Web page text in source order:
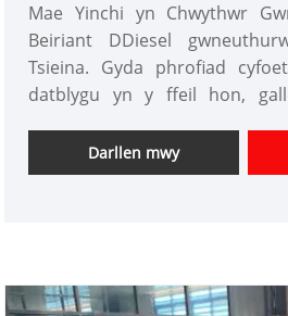
Mae Yinchi yn Chwythwr
Beiriant DDiesel gwneuthurwr a chyflenwr yn
Tsieina. Gyda phrofiad
datblygu yn y ffeil hon,
cystadleuol gartref a
ffatri addasu Roots Blower yn
Darllen mwy